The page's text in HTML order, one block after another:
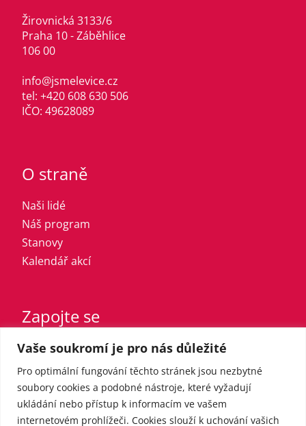
Vaše soukromí je pro nás důležité
Pro optimální fungování těchto stránek jsou nezbytné
soubory cookies a podobné nástroje, které vyžadují
ukládání nebo přístup k informacím ve vašem
internetovém prohlížeči. Cookies slouží k uchování vašich
Žirovnická 3133/6
Praha 10 - Záběhlice
106 00
info@jsmelevice.cz
tel: +420 608 630 506
IČO: 49628089
O straně
Naši lidé
Náš program
Stanovy
Kalendář akcí
Zapojte se
Vstupte do strany
Registrovaný sympatizant
Přispějte finančně